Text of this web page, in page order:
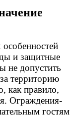
и защитные
не допустить
территорию
как правило,
Ограждения-
гостям